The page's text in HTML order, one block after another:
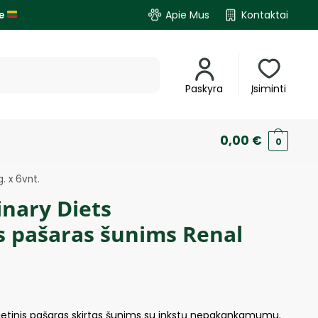
Apie Mus Kontaktai
Paskyra Įsiminti
0,00 € 0
x 6vnt.
Diets
šunims Renal
pašaras skirtas šunims su inkstų nepakankamumu.